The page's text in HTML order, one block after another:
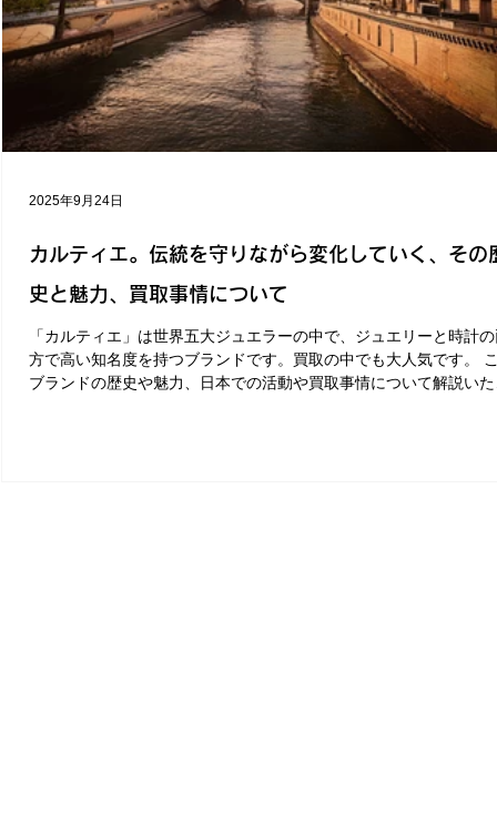
カルティエ。伝統を守りながら変化していく、その
史と魅力、買取事情について
「カルティエ」は世界五大ジュエラーの中で、ジュエリーと時計
方で高い知名度を持つブランドです。買取の中でも大人気です。
ブランドの歴史や魅力、日本での活動や買取事情について解説い
2025年9月24日